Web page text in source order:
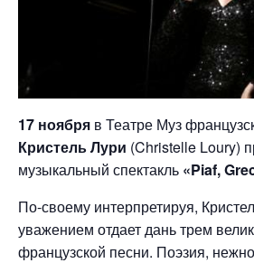
17 ноября в Театре Муз
Кристель Лури (Christelle Loury)
музыкальный спектакль «Piaf,
По-своему интерпретируя,
уважением отдает дань трем
французской песни. Поэзия,